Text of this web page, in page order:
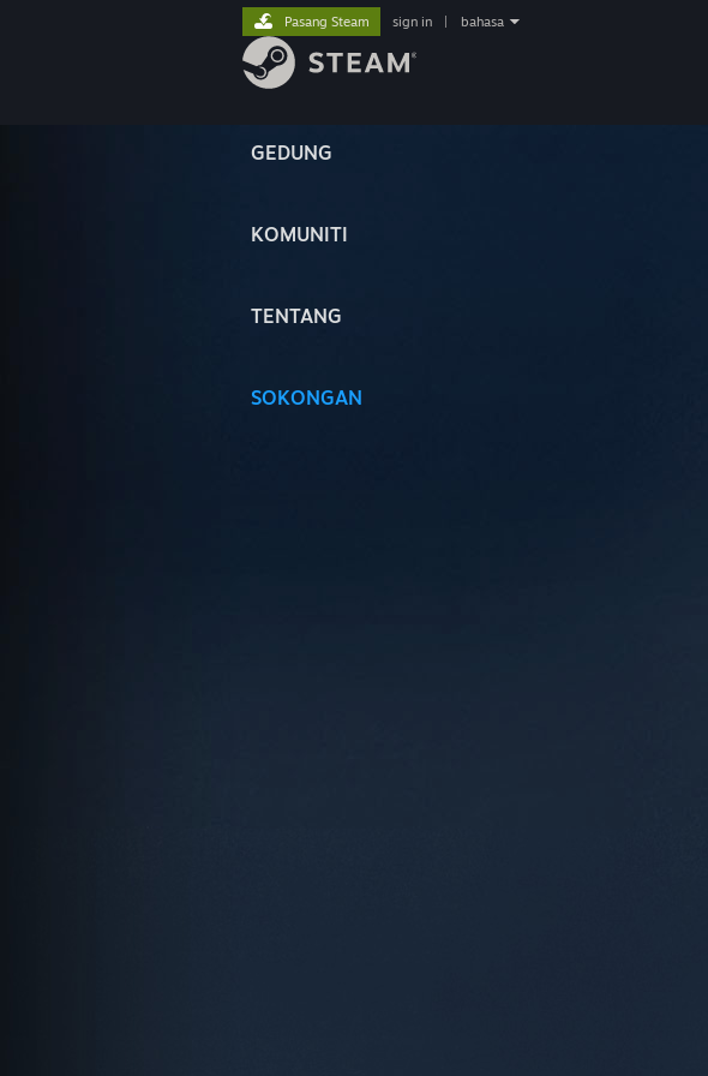
GEDUNG
KOMUNITI
TENTANG
SOKONGAN
Pasang Steam sign in bahasa